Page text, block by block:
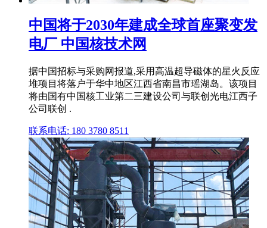
中国将于2030年建成全球首座聚变发
电厂 中国核技术网
据中国招标与采购网报道,采用高温超导磁体的星火反应
堆项目将落户于华中地区江西省南昌市瑶湖岛。该项目
将由国有中国核工业第二三建设公司与联创光电江西子
公司联创 .
联系电话: 180 3780 8511